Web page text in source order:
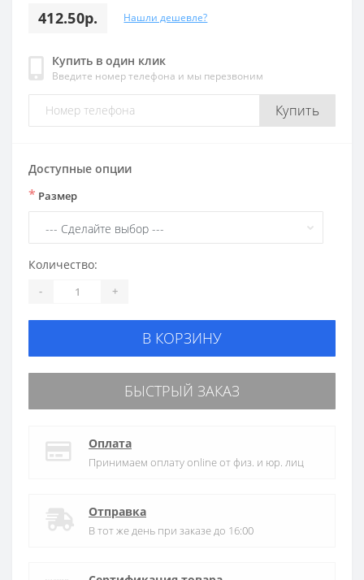
412.50р. Нашли дешевле?
Купить в один клик
Введите номер телефона и мы перезвоним
Купить
Доступные опции
* Размер
Количество:
- +
В КОРЗИНУ
БЫСТРЫЙ ЗАКАЗ
Оплата
Принимаем оплату online от физ. и юр. лиц
Отправка
В тот же день при заказе до 16:00